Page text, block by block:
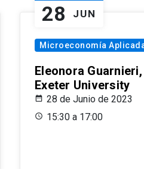
28 JUN
Microeconomía
Eleonora Guarnieri,
Exeter University
28 de Junio de 2023
15:30 a 17:00